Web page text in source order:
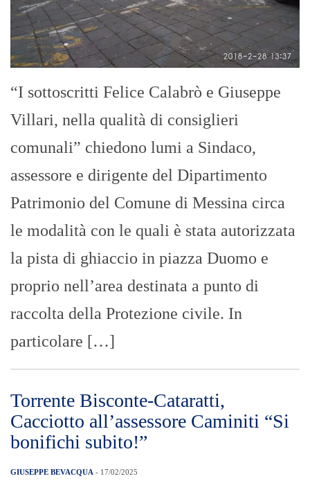
“I sottoscritti Felice Calabrò e Giuseppe
Villari, nella qualità di consiglieri
comunali” chiedono lumi a Sindaco,
assessore e dirigente del Dipartimento
Patrimonio del Comune di Messina circa
le modalità con le quali è stata autorizzata
la pista di ghiaccio in piazza Duomo e
proprio nell’area destinata a punto di
raccolta della Protezione civile. In
particolare […]
Torrente Bisconte-Cataratti,
Cacciotto all’assessore Caminiti “Si
bonifichi subito!”
GIUSEPPE BEVACQUA - 17/02/2025